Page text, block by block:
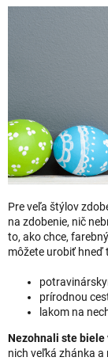
Pre veľa štýlov
na zdobenie, nič
to, ako chce,
môžete urobiť hneď
prírodnou
lakom na
Nezohnali ste biele
nich veľká zhánka a